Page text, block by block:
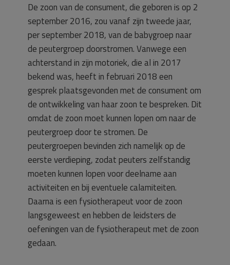
De zoon van de consument, die geboren is op 2
september 2016, zou vanaf zijn tweede jaar,
per september 2018, van de babygroep naar
de peutergroep doorstromen. Vanwege een
achterstand in zijn motoriek, die al in 2017
bekend was, heeft in februari 2018 een
gesprek plaatsgevonden met de consument om
de ontwikkeling van haar zoon te bespreken. Dit
omdat de zoon moet kunnen lopen om naar de
peutergroep door te stromen. De
peutergroepen bevinden zich namelijk op de
eerste verdieping, zodat peuters zelfstandig
moeten kunnen lopen voor deelname aan
activiteiten en bij eventuele calamiteiten.
Daarna is een fysiotherapeut voor de zoon
langsgeweest en hebben de leidsters de
oefeningen van de fysiotherapeut met de zoon
gedaan.